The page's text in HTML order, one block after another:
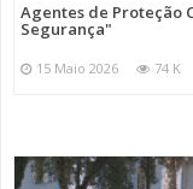
Agentes de Proteção
Segurança"
15 Maio 2026 74 K